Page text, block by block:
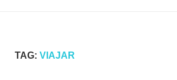
TAG: VIAJAR